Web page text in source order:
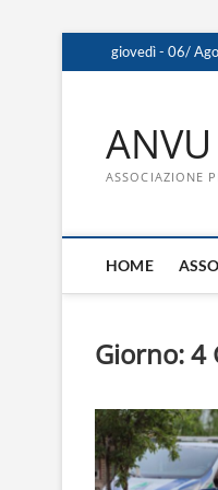
to
giovedì - 06/
ASSOCIAZIONE
HOME
Giorno:4